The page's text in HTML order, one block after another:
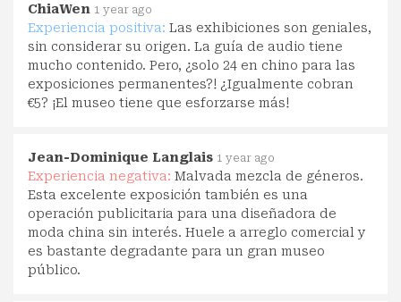
ChiaWen 1 year ago
Experiencia positiva: Las exhibiciones son geniales,
sin considerar su origen. La guía de audio tiene
mucho contenido. Pero, ¿solo 24 en chino para las
exposiciones permanentes?! ¿Igualmente cobran
€5? ¡El museo tiene que esforzarse más!
Jean-Dominique Langlais 1 year ago
Experiencia negativa: Malvada mezcla de géneros.
Esta excelente exposición también es una
operación publicitaria para una diseñadora de
moda china sin interés. Huele a arreglo comercial y
es bastante degradante para un gran museo
público.